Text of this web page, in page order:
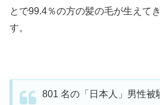
とで99.4％の方の髪の毛が生えて
す。
801 名の「日本人」男性被